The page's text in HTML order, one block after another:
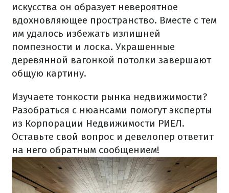
искусства он образует невероятное
вдохновляющее пространство. Вместе с тем
им удалось избежать излишней
помпезности и лоска. Украшенные
деревянной вагонкой потолки завершают
общую картину.
Изучаете тонкости рынка недвижимости?
Разобраться с нюансами помогут эксперты
из Корпорации Недвижимости РИЕЛ.
Оставьте свой вопрос и девелопер ответит
на него обратным сообщением!